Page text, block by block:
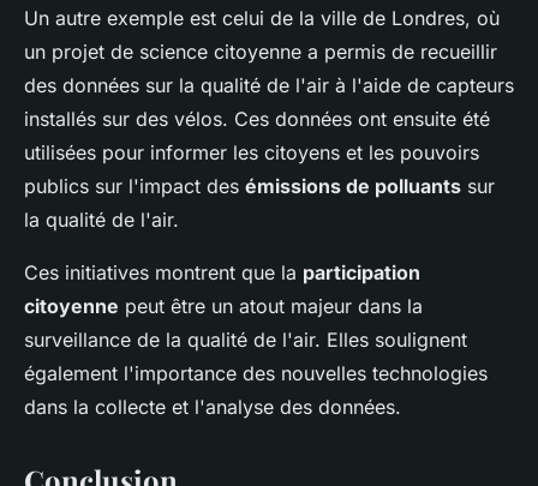
Un autre exemple est celui de la ville de Londres, où
un projet de science citoyenne a permis de recueillir
des données sur la qualité de l'air à l'aide de capteurs
installés sur des vélos. Ces données ont ensuite été
utilisées pour informer les citoyens et les pouvoirs
publics sur l'impact des émissions de polluants sur
la qualité de l'air.
Ces initiatives montrent que la participation
citoyenne peut être un atout majeur dans la
surveillance de la qualité de l'air. Elles soulignent
également l'importance des nouvelles technologies
dans la collecte et l'analyse des données.